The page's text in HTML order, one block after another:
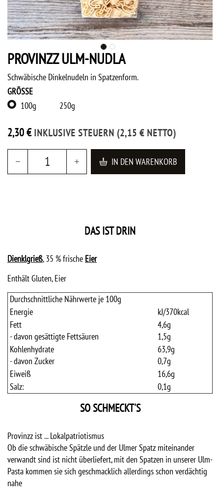
PROVINZZ ULM-NUDLA
Schwäbische Dinkelnudeln in Spatzenform.
GRÖSSE
100g
250g
2,30€ INKLUSIVE STEUERN (2,15 € NETTO)
IN DEN WARENKORB
DAS IST DRIN
Dienklgrieß, 35 % frische Eier
Enthält Gluten, Eier
Durchschnittliche Nährwerte je 100g
Energie
kJ/370kcal
Fett
- davon gesättigte Fettsäuren
4,6g
1,5g
Kohlenhydrate
- davon Zucker
63,9g
0,7g
Eiweiß
16,6g
Salz:
0,1g
SO SCHMECKT'S
Provinzz ist ... Lokalpatriotismus
Ob die schwäbische Spätzle und der Ulmer Spatz miteinander
verwandt sind ist nicht überliefert, mit den Spatzen in unserer Ulm-
Pasta kommen sie sich geschmacklich allerdings schon verdächtig
nahe